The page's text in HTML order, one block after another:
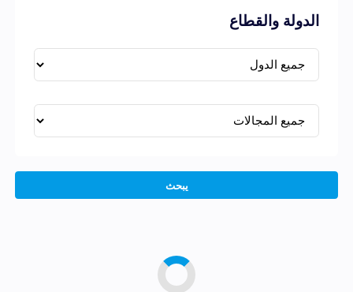
الدولة والقطاع
يبحث